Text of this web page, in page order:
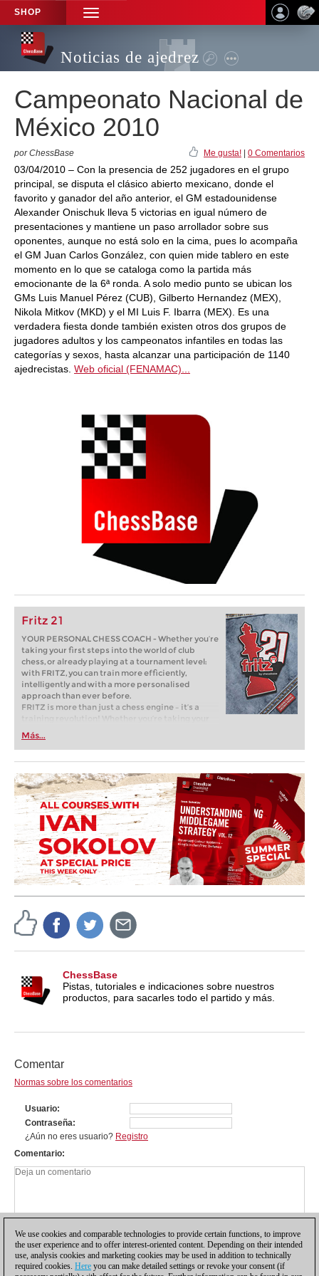
SHOP
TOGGLE
NAVIGATION
Noticias de ajedrez
Campeonato Nacional de
México 2010
por ChessBase Me gusta! 0 Comentarios
03/04/2010 – Con la presencia de 252 jugadores en el grupo
principal, se disputa el clásico abierto mexicano, donde el
favorito y ganador del año anterior, el GM estadounidense
Alexander Onischuk lleva 5 victorias en igual número de
presentaciones y mantiene un paso arrollador sobre sus
oponentes, aunque no está solo en la cima, pues lo acompaña
el GM Juan Carlos González, con quien mide tablero en este
momento en lo que se cataloga como la partida más
emocionante de la 6ª ronda. A solo medio punto se ubican los
GMs Luis Manuel Pérez (CUB), Gilberto Hernandez (MEX),
Nikola Mitkov (MKD) y el MI Luis F. Ibarra (MEX). Es una
verdadera fiesta donde también existen otros dos grupos de
jugadores adultos y los campeonatos infantiles en todas las
categorías y sexos, hasta alcanzar una participación de 1140
ajedrecistas. Web oficial (FENAMAC)...
Fritz 21
YOUR PERSONAL CHESS COACH - Whether you’re
taking your first steps into the world of club
chess, or already playing at a tournament level:
with FRITZ, you can train more efficiently,
intelligently and with a more personalised
approach than ever before.
FRITZ is more than just a chess engine – it’s a
training revolution! Whether you’re taking your
first steps into the world of club chess, or already
playing at a tournament level: with FRITZ, you can
train more efficiently, intelligently and with a
more personalised approach than ever before.
Más...
ChessBase
Pistas, tutoriales e indicaciones sobre nuestros
productos, para sacarles todo el partido y más.
Comentar
Normas sobre los comentarios
Usuario
Contraseña
¿Aún no eres usuario? Registro
Comentario
We use cookies and comparable technologies to provide certain functions, to improve
the user experience and to offer interest-oriented content. Depending on their intended
use, analysis cookies and marketing cookies may be used in addition to technically
required cookies. Here you can make detailed settings or revoke your consent (if